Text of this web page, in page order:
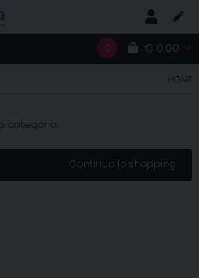
0 € 0,00
HOME
categoria.
Continua lo shopping